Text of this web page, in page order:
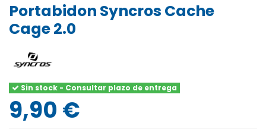
Portabidon Syncros Cache
Cage 2.0
Sin stock - Consultar plazo de entrega
9,90 €